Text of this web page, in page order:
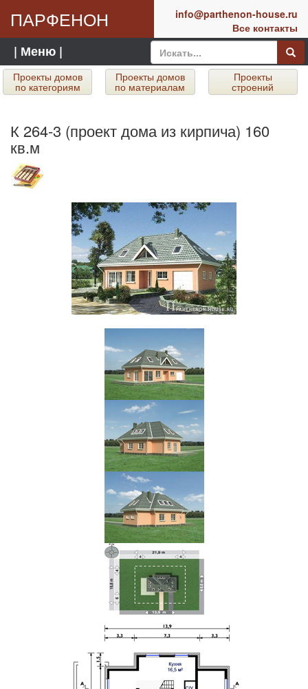
ПАРФЕНОН
info@parthenon-house.ru
Все контакты
| Меню |
Проекты домов
по категориям
Проекты домов
по материалам
Проекты
строений
К 264-3 (проект дома из кирпича) 160
кв.м